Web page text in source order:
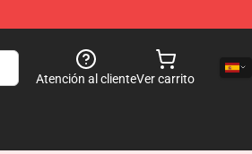
Atención al clienteVer carrito